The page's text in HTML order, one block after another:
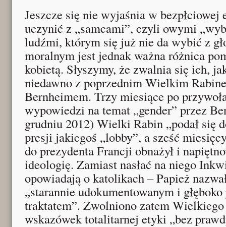
Jeszcze się nie wyjaśnia w bezpłciowej
uczynić z „samcami”, czyli owymi
ludźmi, którym się już nie da wybić z
moralnym jest jednak ważna różnica
kobietą. Słyszymy, że zwalnia się ich,
niedawno z poprzednim Wielkim
Bernheimem. Trzy miesiące po
wypowiedzi na temat „gender” przez
grudniu 2012) Wielki Rabin „podał się
presji jakiegoś „lobby”, a sześć
do prezydenta Francji obnażył i
ideologię. Zamiast nasłać na niego
opowiadają o katolikach – Papież
„starannie udokumentowanym i
traktatem”. Zwolniono zatem
wskazówek totalitarnej etyki „bez